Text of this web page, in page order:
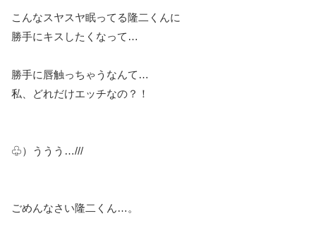
こんなスヤスヤ眠ってる隆二くんに
勝手にキスしたくなって…
勝手に唇触っちゃうなんて…
私、どれだけエッチなの？！
♧）ううう…///
ごめんなさい隆二くん…。